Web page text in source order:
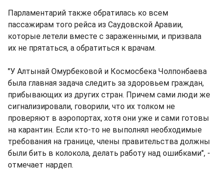
Парламентарий также обратилась ко всем
пассажирам того рейса из Саудовской Аравии,
которые летели вместе с зараженными, и призвала
их не прятаться, а обратиться к врачам.
"У Алтынай Омурбековой и Космосбека Чолпонбаева
была главная задача следить за здоровьем граждан,
прибывающих из других стран. Причем сами люди же
сигнализировали, говорили, что их толком не
проверяют в аэропортах, хотя они уже и сами готовы
на карантин. Если кто-то не выполнял необходимые
требования на границе, члены правительства должны
были бить в колокола, делать работу над ошибками", -
отмечает нардеп.